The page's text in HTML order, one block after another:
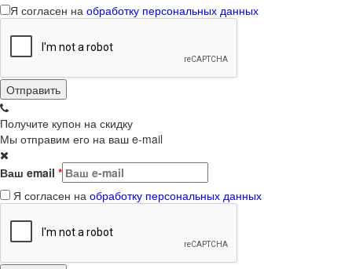
Я согласен на обработку персональных данных
Получите купон на скидку
Мы отправим его на ваш e-mail
Ваш email *
Я согласен на обработку персональных данных